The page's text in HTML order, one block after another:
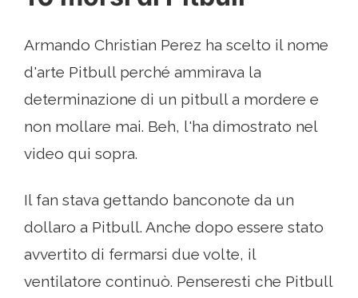
Armando Christian Perez ha scelto il nome
d'arte Pitbull perché ammirava la
determinazione di un pitbull a mordere e
non mollare mai. Beh, l'ha dimostrato nel
video qui sopra.
Il fan stava gettando banconote da un
dollaro a Pitbull. Anche dopo essere stato
avvertito di fermarsi due volte, il
ventilatore continuò. Penseresti che Pitbull